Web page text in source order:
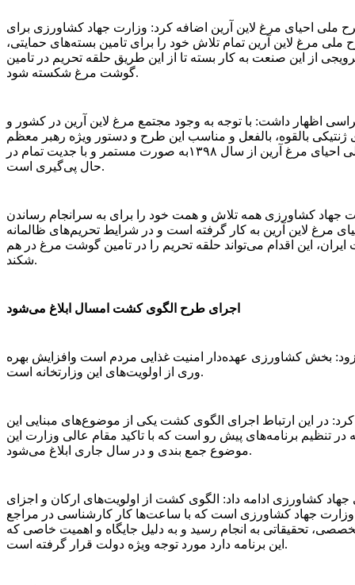
ملی احیای مرغ لاین آرین اضافه کرد: وزارت جهاد کشاورزی برای
ملی مرغ لاین آرین تمام تلاش خود را برای تامین بسته‌های حمایتی،
از این صنعت به کار بسته تا از این طریق حلقه تحریم در تامین
گوشت مرغ شکسته شود.
اظهار داشت: با توجه به وجود مجتمع مرغ لاین آرین در کشور و
ژنتیکی بالقوه، بالفعل و مناسب این طرح و دستور ویژه رهبر معظم
انقلاب کمیته ملی احیای مرغ آرین از سال ۱۳۹۸به صورت مستمر و با جدیت تمام در
حال پی‌گیری است.
جهاد کشاورزی همه تلاش و همت خود را برای به سرانجام رساندن
مرغ لاین آرین به کار گرفته است و در شرایط تحریم‌های ظالمانه
ایران، این اقدام می‌تواند حلقه تحریم را در تامین گوشت مرغ در هم
شکند.
اجرای طرح الگوی کشت امسال ابلاغ می‌شود
بخش کشاورزی عهده‌دار امنیت غذایی مردم است وافزایش بهره
وری از اولویت‌های این وزارتخانه است.
در این ارتباط اجرای الگوی کشت یکی از موضوع‌های مبنایی این
در تنظیم برنامه‌های پیش رو است که با تاکید مقام عالی وزارت این
موضوع جمع بندی و در سال جاری ابلاغ می‌شود.
کشاورزی ادامه داد: الگوی کشت از اولویت‌های ارکان و اجزای
وزارت جهاد کشاورزی است که با ساعت‌ها کار کارشناسی در مراجع
تحقیقاتی به انجام رسید و به دلیل جایگاه و اهمیت خاصی که
این برنامه دارد مورد توجه ویژه دولت قرار گرفته است.